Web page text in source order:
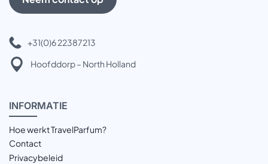
+31(0)6 22387213
Hoofddorp – North Holland
INFORMATIE
Hoe werkt TravelParfum?
Contact
Privacybeleid